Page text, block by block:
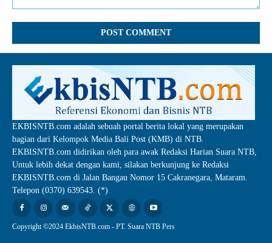
EKBISNTB.com adalah sebuah portal berita lokal yang merupakan
bagian dari Kelompok Media Bali Post (KMB) di NTB.
EKBISNTB.com didirikan oleh para awak Redaksi Harian Suara NTB,
Untuk lebih dekat dengan kami, silakan berkunjung ke Redaksi
EKBISNTB.com di Jalan Bangau Nomor 15 Cakranegara, Mataram.
Telepon (0370) 639543. (*)
Copyright ©2024 EkbisNTB.com - PT. Suara NTB Pers